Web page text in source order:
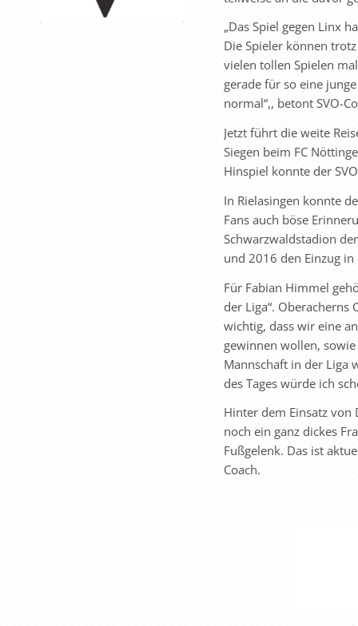
„Das Spiel gegen Linx
Die Spieler können
vielen tollen Spielen
gerade für so eine
normal“,, betont SVO-
Jetzt führt die weite
Siegen beim FC
Hinspiel konnte der
In Rielasingen konnte
Fans auch böse
Schwarzwaldstadion
und 2016 den Einzug
Für Fabian Himmel
der Liga“. Oberacherns
wichtig, dass wir eine
gewinnen wollen,
Mannschaft in der Liga
des Tages würde ich
Hinter dem Einsatz von
noch ein ganz dickes
Fußgelenk. Das ist
Coach.